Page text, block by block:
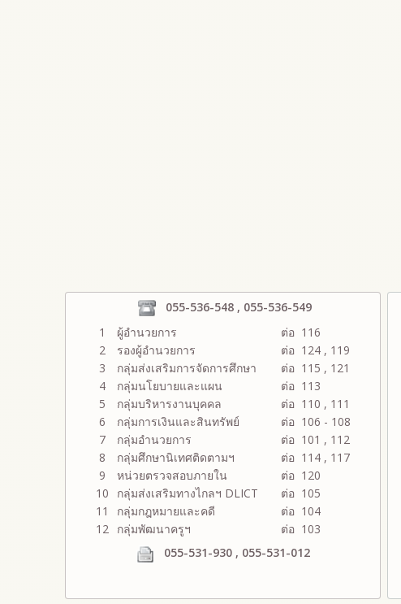
055-536-548 , 055-536-549
1
ผู้อำนวยการ
ต่อ 116
2
รองผู้อำนวยการ
ต่อ 124 , 119
3
กลุ่มส่งเสริมการจัดการศึกษา
ต่อ 115 , 121
4
กลุ่มนโยบายและแผน
ต่อ 113
5
กลุ่มบริหารงานบุคคล
ต่อ 110 , 111
6
กลุ่มการเงินและสินทรัพย์
ต่อ 106 - 108
7
กลุ่มอำนวยการ
ต่อ 101 , 112
8
กลุ่มศึกษานิเทศติดตามฯ
ต่อ 114 , 117
9
หน่วยตรวจสอบภายใน
ต่อ 120
10
กลุ่มส่งเสริมทางไกลฯ DLICT
ต่อ 105
11
กลุ่มกฎหมายและคดี
ต่อ 104
12 กลุ่มพัฒนาครูฯ
ต่อ 103
055-531-930 , 055-531-012